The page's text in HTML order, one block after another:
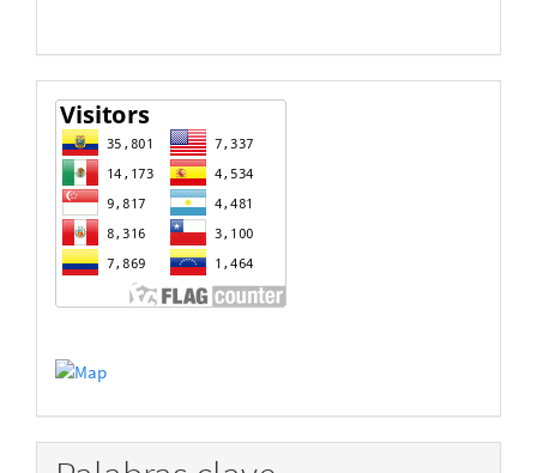
estadisticas